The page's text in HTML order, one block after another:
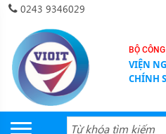
0243 9346029
BỘ
VIỆN
CHÍNH